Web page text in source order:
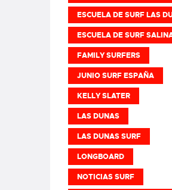
ESCUELA DE SURF LAS
ESCUELA DE SURF
FAMILY SURFERS
JUNIO SURF ESPAÑA
KELLY SLATER
LAS DUNAS
LAS DUNAS SURF
LONGBOARD
NOTICIAS SURF